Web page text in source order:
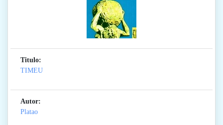
Titulo:
TIMEU
Autor:
Platao